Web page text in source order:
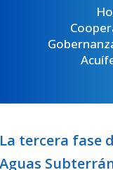
La tercera fase
Aguas